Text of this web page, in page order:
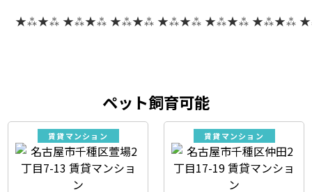
★⁂★⁂ ★⁂★⁂ ★⁂★⁂ ★⁂★⁂ ★⁂★⁂ ★⁂★⁂
ペット飼育可能
賃貸マンション 賃貸マンション